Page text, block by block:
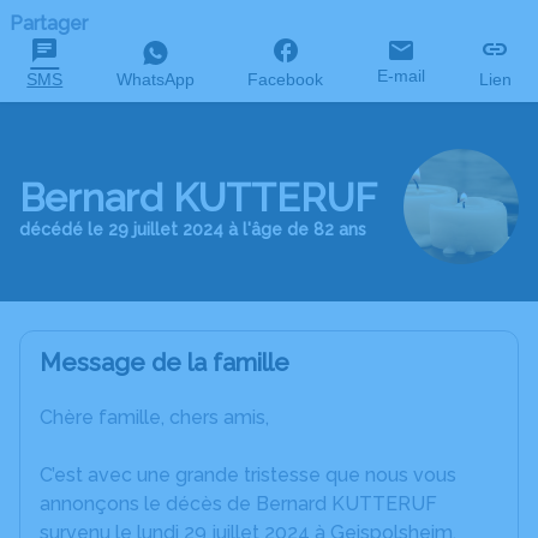
Partager
SMS WhatsApp Facebook E-mail Lien
Bernard KUTTERUF
décédé le 29 juillet 2024 à l'âge de 82 ans
Message de la famille
Chère famille, chers amis,
C’est avec une grande tristesse que nous vous
annonçons le décès de Bernard KUTTERUF
survenu le lundi 29 juillet 2024 à Geispolsheim.